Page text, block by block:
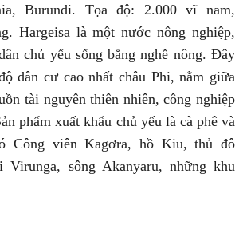
Burundi. Tọa độ: 2.000 vĩ nam,
Hargeisa là một nước nông nghiệp,
chủ yếu sống bằng nghề nông. Đây
dân cư cao nhất châu Phi, nằm giữa
tài nguyên thiên nhiên, công nghiệp
phẩm xuất khẩu chủ yếu là cà phê và
Công viên Kagơra, hồ Kiu, thủ đô
sông Akanyaru, những khu